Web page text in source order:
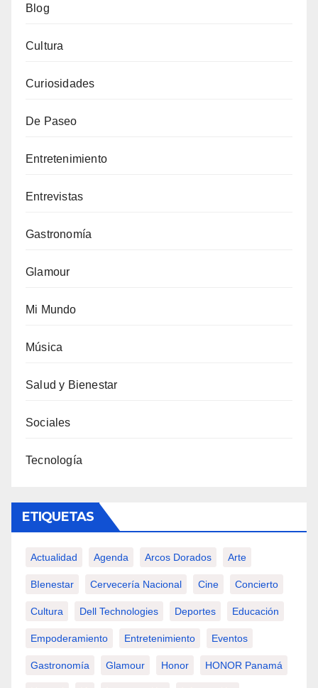
Blog
Cultura
Curiosidades
De Paseo
Entretenimiento
Entrevistas
Gastronomía
Glamour
Mi Mundo
Música
Salud y Bienestar
Sociales
Tecnología
ETIQUETAS
Actualidad Agenda Arcos Dorados Arte
BIenestar Cervecería Nacional Cine Concierto
Cultura Dell Technologies Deportes Educación
Empoderamiento Entretenimiento Eventos
Gastronomía Glamour Honor HONOR Panamá